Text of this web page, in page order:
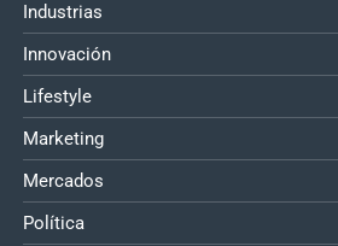
Industrias
Innovación
Lifestyle
Marketing
Mercados
Política